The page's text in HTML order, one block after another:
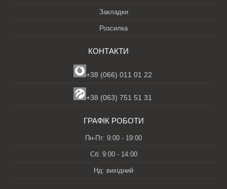
Закладки
Розсилка
КОНТАКТИ
+38 (066) 011 01 22
+38 (063) 751 51 31
ГРАФІК РОБОТИ
Пн-Пт: 9:00 - 19:00
Сб: 9:00 - 14:00
Нд: вихідний